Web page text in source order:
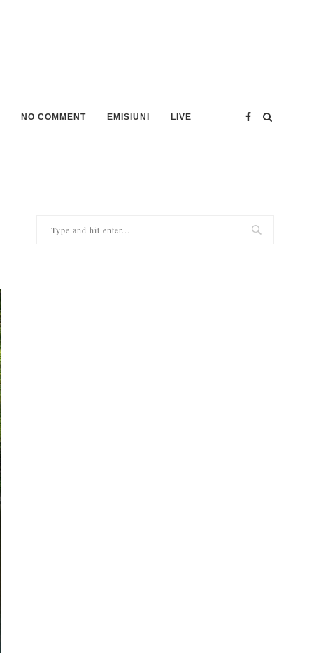
NO COMMENT EMISIUNI LIVE